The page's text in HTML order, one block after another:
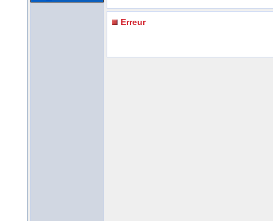
Erreur